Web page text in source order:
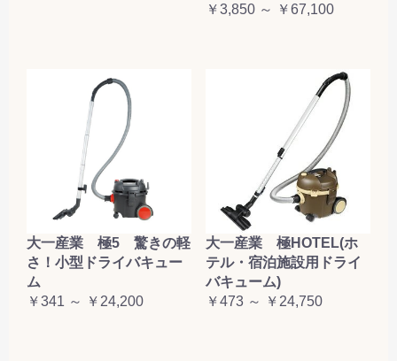
￥3,850 ～ ￥67,100
大一産業 極5 驚きの軽
さ！小型ドライバキュー
ム
￥341 ～ ￥24,200
大一産業 極HOTEL(ホ
テル・宿泊施設用ドライ
バキューム)
￥473 ～ ￥24,750